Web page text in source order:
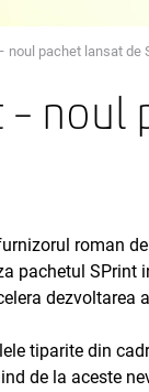
noul pachet lansat de
– noul
roman
pachetul
dezvoltarea
tiparite din
de la aceste